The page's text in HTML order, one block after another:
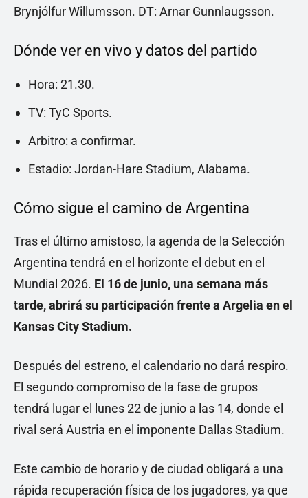
Brynjólfur Willumsson. DT: Arnar Gunnlaugsson.
Dónde ver en vivo y datos del partido
Hora: 21.30.
TV: TyC Sports.
Arbitro: a confirmar.
Estadio: Jordan-Hare Stadium, Alabama.
Cómo sigue el camino de Argentina
Tras el último amistoso, la agenda de la Selección
Argentina tendrá en el horizonte el debut en el
Mundial 2026. El 16 de junio, una semana más
tarde, abrirá su participación frente a Argelia en el
Kansas City Stadium.
Después del estreno, el calendario no dará respiro.
El segundo compromiso de la fase de grupos
tendrá lugar el lunes 22 de junio a las 14, donde el
rival será Austria en el imponente Dallas Stadium.
Este cambio de horario y de ciudad obligará a una
rápida recuperación física de los jugadores, ya que